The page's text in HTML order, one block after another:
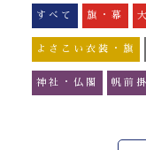
すべて 旗・幕
よさこい衣装・旗
神社・仏閣 帆前